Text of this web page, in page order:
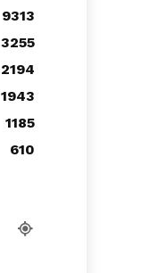
9313
3255
2194
1943
1185
610